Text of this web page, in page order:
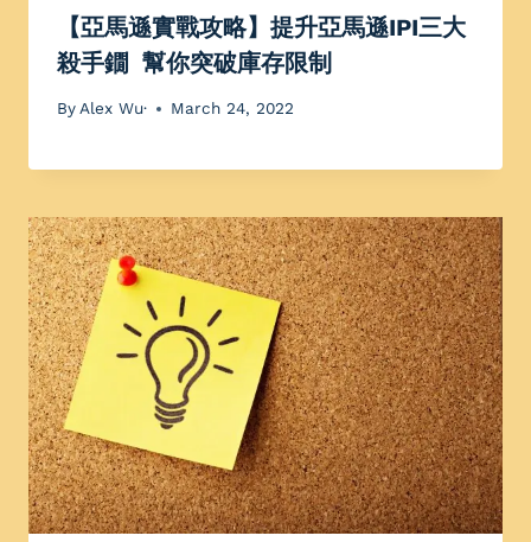
【亞馬遜實戰攻略】提升亞馬遜IPI三大
殺手鐗 幫你突破庫存限制
ByAlex Wu· March 24, 2022